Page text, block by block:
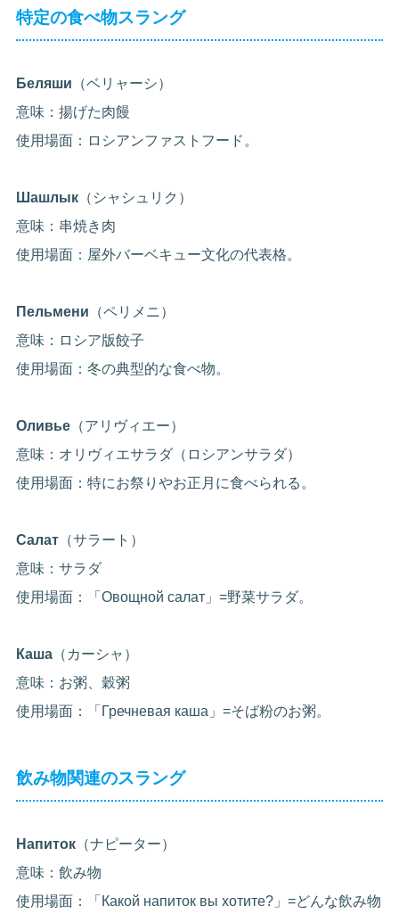
特定の食べ物スラング
Беляши （ベリャーシ）
意味：揚げた肉饅
使用場面：ロシアンファストフード。
Шашлык （シャシュリク）
意味：串焼き肉
使用場面：屋外バーベキュー文化の代表格。
Пельмени （ペリメニ）
意味：ロシア版餃子
使用場面：冬の典型的な食べ物。
Оливье （アリヴィエー）
意味：オリヴィエサラダ（ロシアンサラダ）
使用場面：特にお祭りやお正月に食べられる。
Салат （サラート）
意味：サラダ
使用場面：「Овощной салат」=野菜サラダ。
Каша （カーシャ）
意味：お粥、穀粥
使用場面：「Гречневая каша」=そば粉のお粥。
飲み物関連のスラング
Напиток （ナピーター）
意味：飲み物
使用場面：「Какой напиток вы хотите?」=どんな飲み物